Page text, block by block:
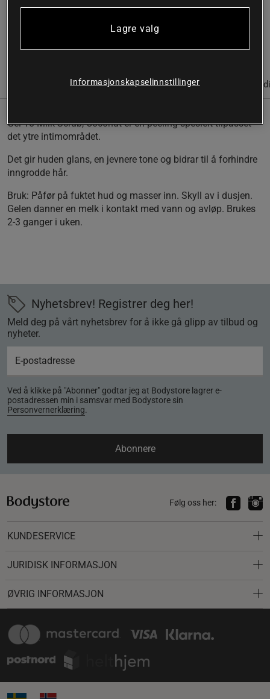
Gel-To-Milk Scrub, Coconut er en peeling spesielt tilpasset
Anmeldelser(2) Næringsinformasjon &
Gel-To-Milk Scrub, Coconut er en peeling spesielt tilpasset
det ytre intimområdet.
Det gir huden glans, en jevnere tone og bidrar til å forhindre
inngrodde hår.
Bruk: Påfør på fuktet hud og masser inn. Skyll av i dusjen.
Gelen danner en melk i kontakt med vann og avløp. Brukes
2-3 ganger i uken.
Nyhetsbrev! Registrer deg her!
Meld deg på vårt nyhetsbrev for å ikke gå glipp av tilbud og
nyheter.
Ved å klikke på "Abonner" godtar jeg at Bodystore lagrer e-
postadressen min i samsvar med Bodystore sin
Personvernerklæring.
Abonnere
Følg oss her:
KUNDESERVICE
JURIDISK INFORMASJON
ØVRIG INFORMASJON
Lagre valg
Informasjonskapselinnstillinger